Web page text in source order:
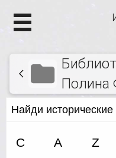
Полина